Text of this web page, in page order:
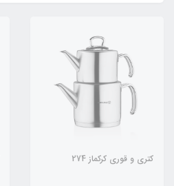
کتری و قوری کرکماز 274